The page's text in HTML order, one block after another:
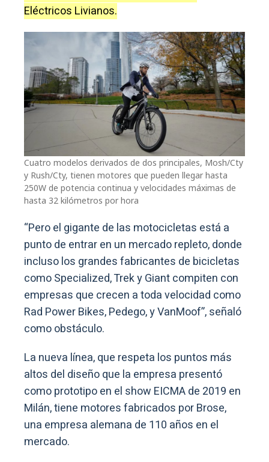
Eléctricos Livianos.
Cuatro modelos derivados de dos principales, Mosh/Cty
y Rush/Cty, tienen motores que pueden llegar hasta
250W de potencia continua y velocidades máximas de
hasta 32 kilómetros por hora
“Pero el gigante de las motocicletas está a
punto de entrar en un mercado repleto, donde
incluso los grandes fabricantes de bicicletas
como Specialized, Trek y Giant compiten con
empresas que crecen a toda velocidad como
Rad Power Bikes, Pedego, y VanMoof”, señaló
como obstáculo.
La nueva línea, que respeta los puntos más
altos del diseño que la empresa presentó
como prototipo en el show EICMA de 2019 en
Milán, tiene motores fabricados por Brose,
una empresa alemana de 110 años en el
mercado.